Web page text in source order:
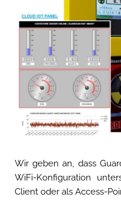
Wir geben an, dass
WiFi-Konfiguration
Client oder als Access-